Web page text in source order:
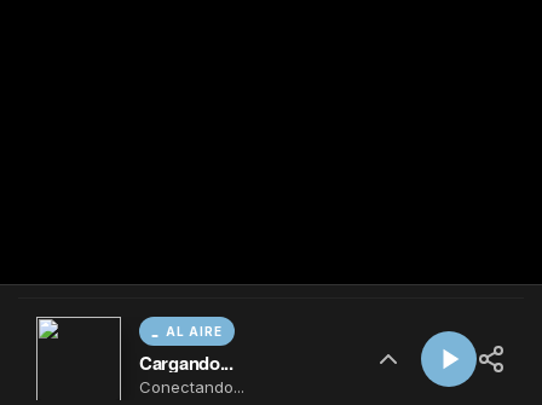
AL AIRE
Cargando...
Conectando...